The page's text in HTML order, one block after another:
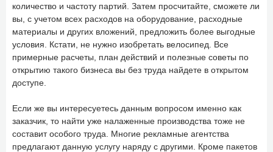
количество и частоту партий. Затем просчитайте, сможете ли
вы, с учетом всех расходов на оборудование, расходные
материалы и других вложений, предложить более выгодные
условия. Кстати, не нужно изобретать велосипед. Все
примерные расчеты, план действий и полезные советы по
открытию такого бизнеса вы без труда найдете в открытом
доступе.
Если же вы интересуетесь данным вопросом именно как
заказчик, то найти уже налаженные производства тоже не
составит особого труда. Многие рекламные агентства
предлагают данную услугу наряду с другими. Кроме пакетов